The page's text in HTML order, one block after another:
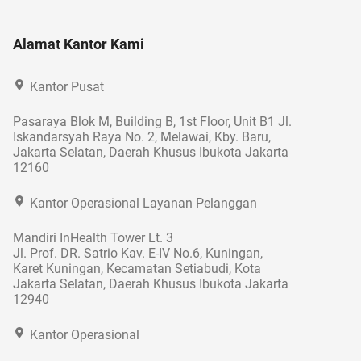
Alamat Kantor Kami
Kantor Pusat
Pasaraya Blok M, Building B, 1st Floor, Unit B1 Jl.
Iskandarsyah Raya No. 2, Melawai, Kby. Baru,
Jakarta Selatan, Daerah Khusus Ibukota Jakarta
12160
Kantor Operasional Layanan Pelanggan
Mandiri InHealth Tower Lt. 3
Jl. Prof. DR. Satrio Kav. E-IV No.6, Kuningan,
Karet Kuningan, Kecamatan Setiabudi, Kota
Jakarta Selatan, Daerah Khusus Ibukota Jakarta
12940
Kantor Operasional